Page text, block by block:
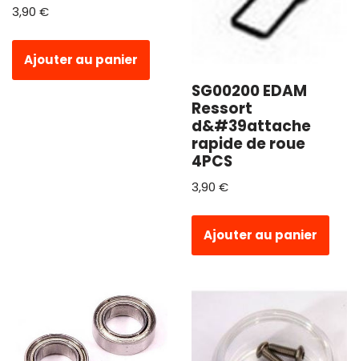
3,90 €
Ajouter au panier
SG00200 EDAM
Ressort
d&#39attache
rapide de roue
4PCS
3,90 €
Ajouter au panier